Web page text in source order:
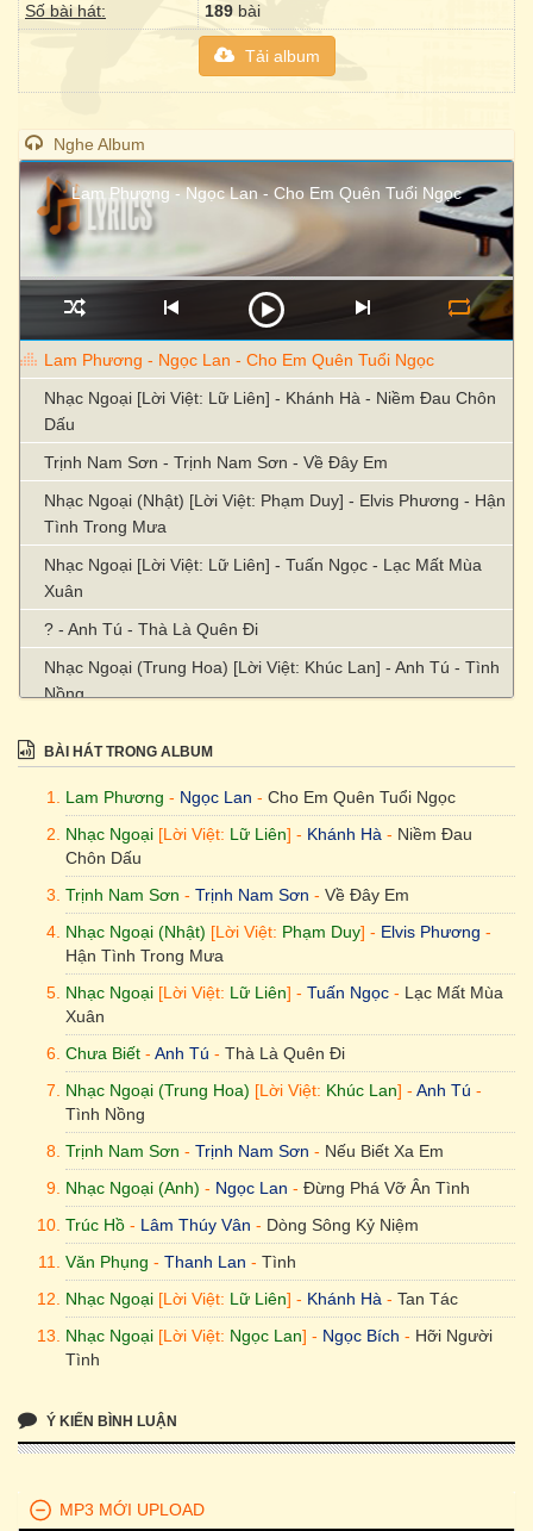
Số bài hát:
189 bài
Tải album
Nghe Album
Lam Phương - Ngọc Lan - Cho Em Quên Tuổi Ngọc
Lam Phương - Ngọc Lan - Cho Em Quên Tuổi Ngọc
Nhạc Ngoại [Lời Việt: Lữ Liên] - Khánh Hà - Niềm Đau Chôn
Dấu
Trịnh Nam Sơn - Trịnh Nam Sơn - Về Đây Em
Nhạc Ngoại (Nhật) [Lời Việt: Phạm Duy] - Elvis Phương - Hận
Tình Trong Mưa
Nhạc Ngoại [Lời Việt: Lữ Liên] - Tuấn Ngọc - Lạc Mất Mùa
Xuân
? - Anh Tú - Thà Là Quên Đi
Nhạc Ngoại (Trung Hoa) [Lời Việt: Khúc Lan] - Anh Tú - Tình
Nồng
Nhạc Ngoại (Anh) - Ngọc Lan - Đừng Phá Vỡ Ân Tình
Trúc Hồ - Lâm Thúy Vân - Dòng Sông Kỷ Niệm
Văn Phụng - Thanh Lan - Tình
Nhạc Ngoại [Lời Việt: Lữ Liên] - Khánh Hà - Tan Tác
Nhạc Ngoại [Lời Việt: Ngọc Lan] - Ngọc Bích - Hỡi Người Tình
Hoàng Trọng Thụy - Thùy Dương - Đoản Khúc Cuối Cho Em
? - Nguyên Khang - Em Đến Rồi Đi
Nhạc Ngoại [Lời Việt: Julie] - Ngọc Lan - Ngàn Năm Vẫn Đợi
Nhạc Ngoại - Anh Tú - Cơn Đau Tình Ái
? - Ngọc Lan - Nhớ Ta Thì Về
Trần Quảng Nam - Elvis Phương - Mười Năm Tình Cũ
Nhạc Hoàng Thanh Tâm, thơ Nguyên Sa - Thái Hiền - Tháng
Sáu Trời Mưa
Lê Hựu Hà - Khánh Hà - Hãy Yêu Như Chưa Yêu Lần Nào
Nhạc Ngoại (Pháp) [Lời Việt: Nhật Ngân] - Ngọc Lan - Mưa
Trên Biển Vắng
Ngô Thụy Miên - Thiên Phượng - Tình Khúc Tháng Sáu
Mặc Thế Nhân - Khánh Hà - Tương Tư 4
Diên An - Kim Anh - Vết Thương Cuối Cùng
BÀI HÁT TRONG ALBUM
Lam Phương - Ngọc Lan - Cho Em Quên Tuổi Ngọc
Nhạc Ngoại [Lời Việt: Lữ Liên] - Khánh Hà - Niềm Đau
Chôn Dấu
Trịnh Nam Sơn - Trịnh Nam Sơn - Về Đây Em
Nhạc Ngoại (Nhật) [Lời Việt: Phạm Duy] - Elvis Phương -
Hận Tình Trong Mưa
Nhạc Ngoại [Lời Việt: Lữ Liên] - Tuấn Ngọc - Lạc Mất Mùa
Xuân
Chưa Biết - Anh Tú - Thà Là Quên Đi
Nhạc Ngoại (Trung Hoa) [Lời Việt: Khúc Lan] - Anh Tú -
Tình Nồng
Trịnh Nam Sơn - Trịnh Nam Sơn - Nếu Biết Xa Em
Nhạc Ngoại (Anh) - Ngọc Lan - Đừng Phá Vỡ Ân Tình
Trúc Hồ - Lâm Thúy Vân - Dòng Sông Kỷ Niệm
Văn Phụng - Thanh Lan - Tình
Nhạc Ngoại [Lời Việt: Lữ Liên] - Khánh Hà - Tan Tác
Nhạc Ngoại [Lời Việt: Ngọc Lan] - Ngọc Bích - Hỡi Người
Tình
Em
Chưa Biết-Nguyên Khang-Em Đến Rồi Đi
Đợi
Ý KIẾN BÌNH LUẬN
MP3 MỚI UPLOAD